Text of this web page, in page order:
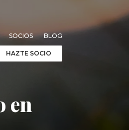
SOCIOS BLOG
HAZTE SOCIO
en